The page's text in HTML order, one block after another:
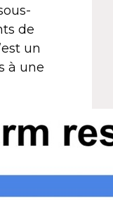
de
un
à une